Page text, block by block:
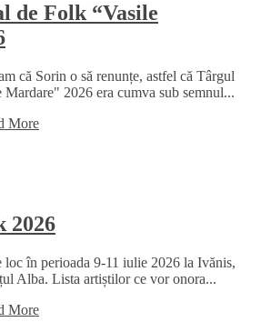
de Folk “Vasile
că Sorin o să renunțe, astfel că Târgul
2026 era cumva sub semnul...
More
2026
în perioada 9-11 iulie 2026 la Ivănis,
Alba. Lista artiștilor ce vor onora...
More